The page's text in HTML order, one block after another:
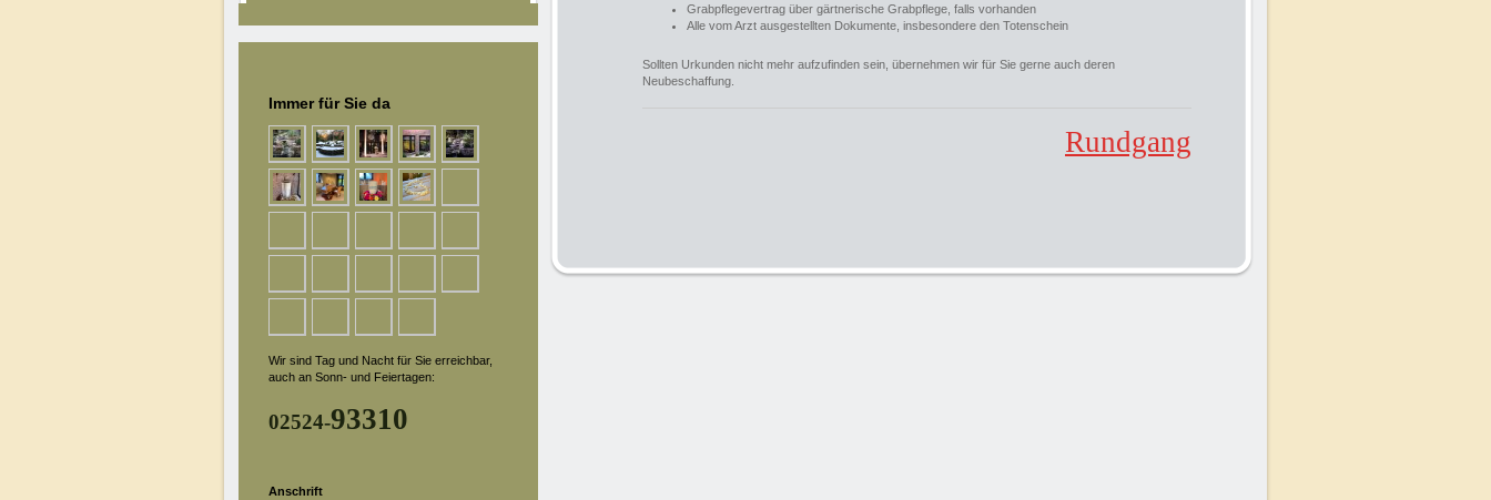
Grabpflegevertrag über gärtnerische Grabpflege, falls vorhanden
Alle vom Arzt ausgestellten Dokumente, insbesondere den Totenschein
Sollten Urkunden nicht mehr aufzufinden sein, übernehmen wir für Sie gerne auch deren
Neubeschaffung.
Rundgang
Immer für Sie da
Wir sind Tag und Nacht für Sie erreichbar,
auch an Sonn- und Feiertagen:
02524-93310
Anschrift